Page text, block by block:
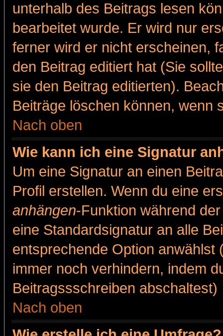
unterhalb des Beitrags lesen
bearbeitet wurde. Er wird nur
ferner wird er nicht erscheinen,
den Beitrag editiert hat (Sie
sie den Beitrag editierten).
Beiträge löschen können, wenn
Nach oben
Wie kann ich eine Signatur
Um eine Signatur an einen
Profil erstellen. Wenn du eine
anhängen-Funktion während
eine Standardsignatur an alle
entsprechende Option anwählst
immer noch verhindern, indem
Beitragssschreiben abschaltest)
Nach oben